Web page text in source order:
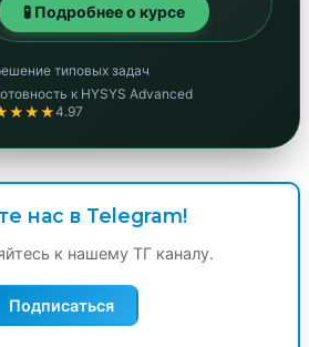
🧪 Подробнее о курсе
типовых задач
к HYSYS Advanced
4.97
нас в Telegram!
к нашему ТГ каналу.
Подписаться